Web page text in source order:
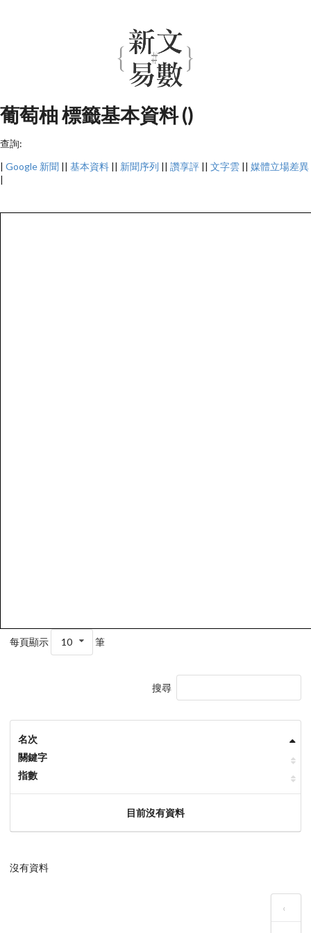
葡萄柚 標籤基本資料 ()
查詢:
| Google 新聞 || 基本資料 || 新聞序列 || 讚享評 || 文字雲 || 媒體立場差異
|
每頁顯示 10 筆
搜尋
名次
關鍵字
指數
目前沒有資料
沒有資料
‹